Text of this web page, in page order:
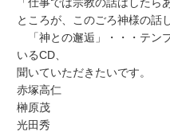
ところが、このごろ神様の話
「神との邂逅」・・・テン
いるCD、
聞いていただきたいです。
赤塚高仁
榊原茂
光田秀